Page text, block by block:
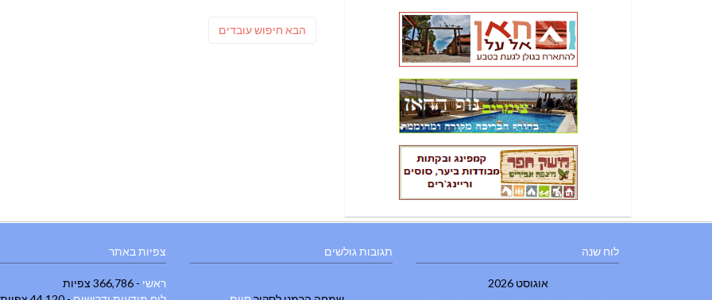
הבא פוסט
חיפוש עובדים
צפיות באתר
ראשי - 366,786 צפיות
תגובות גולשים לוח שנה
אוגוסט 2026